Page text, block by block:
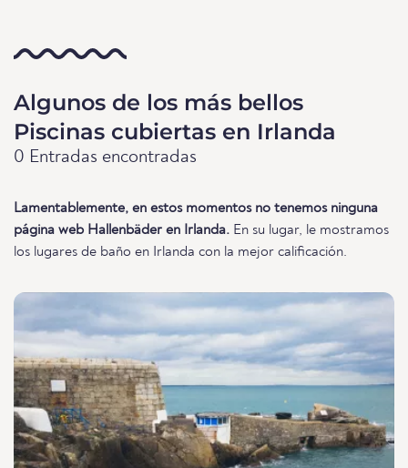
Algunos de los más bellos
Piscinas cubiertas en Irlanda
0 Entradas encontradas
Lamentablemente, en estos momentos no tenemos ninguna
página web Hallenbäder en Irlanda. En su lugar, le mostramos
los lugares de baño en Irlanda con la mejor calificación.